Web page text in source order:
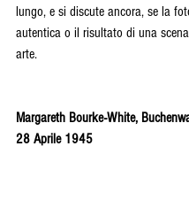
lungo, e si discute ancora, se la
autentica o il risultato di una
arte.
Margareth Bourke-White,
28 Aprile 1945